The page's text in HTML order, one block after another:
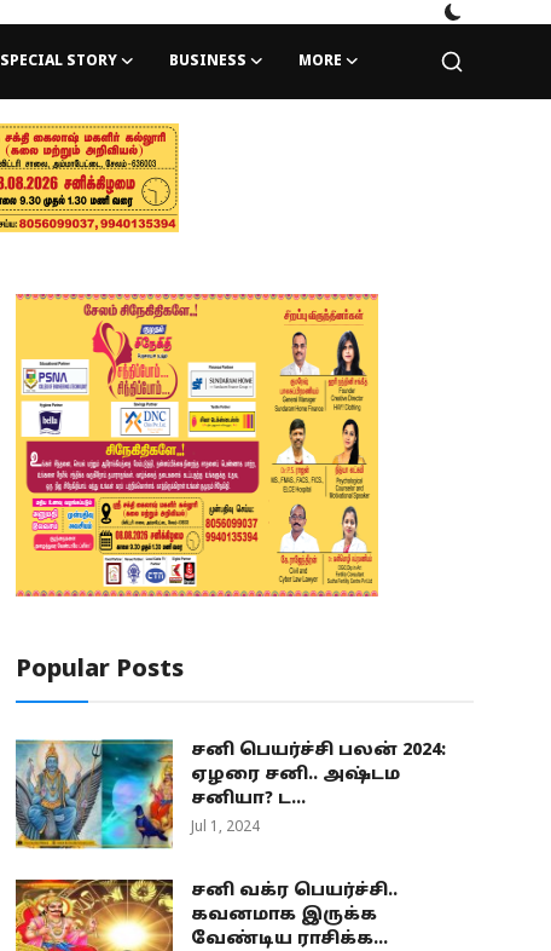
SPECIAL STORY BUSINESS MORE
Popular Posts
சனி பெயர்ச்சி பலன் 2024:
ஏழரை சனி.. அஷ்டம
சனியா? ட...
Jul 1, 2024
சனி வக்ர பெயர்ச்சி..
கவனமாக இருக்க
வேண்டிய ராசிக்க...